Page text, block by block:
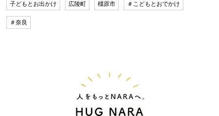
子どもとお出かけ 広陵町 橿原市 ＃こどもとおでかけ
＃奈良